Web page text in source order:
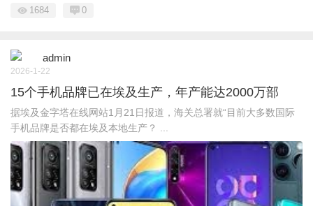
1684 0
admin
2026-1-22
15个手机品牌已在埃及生产，年产能达2000万部
据埃及金字塔在线网站1月21日报道，海关总署就“目前大多数国际
手机品牌是否都在埃及本地生产？ ...